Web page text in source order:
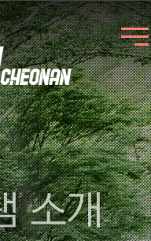
소개